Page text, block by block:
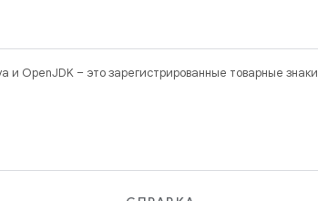
и OpenJDK – это зарегистрированные товарные знаки